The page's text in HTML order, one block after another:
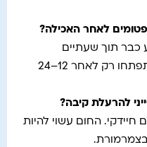
לאחר האכילה?
כבר תוך שעתיים
מהאכילה, אך לעיתים הם יתפתחו רק לאחר 12–24
להרעלת קיבה?
חיידקי. החום עשוי להיות
בצמרמורת.